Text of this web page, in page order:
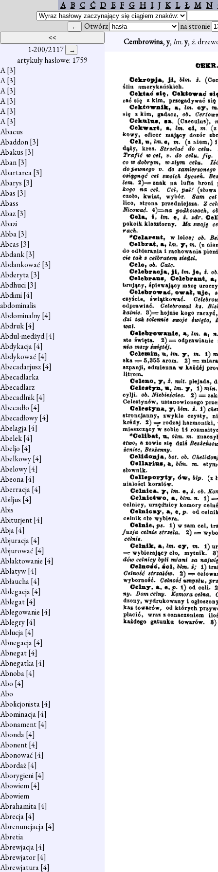
A B C Ć D E F G H I J K L Ł M N
Otwórz na stronie
1-200/2117
artykuły hasłowe: 1759
A[3]
A[3]
A[3]
A[3]
A[3]
A[3]
Abacus
Abaddon[3]
Abakus [3]
Aban[3]
Abartarea[3]
Abarys [3]
Abas [3]
Abass
Abaz[3]
Abazi
Abba[3]
Abcas [3]
Abdank[3]
Abdankować [3]
Abderyta[3]
Abdhuci[3]
Abdimi[4]
abdominalis
Abdominalny[4]
Abdruk[4]
Abdul-medżyd[4]
Abdykacja[4]
Abdykować [4]
Abecadarjusz[4]
Abecadlarka
Abecadlarz
Abecadlnik[4]
Abecadło [4]
Abecadłowy[4]
Abelagja[4]
Abelek[4]
Abeljo [4]
Abelkowy[4]
Abelowy[4]
Abeona[4]
Aberracja[4]
Abiljus [4]
Abis
Abiturjent[4]
Abja[4]
Abjuracja[4]
Abjurować [4]
Ablaktowanie [4]
Ablatyw[4]
Abłaucha[4]
Ablegacja[4]
Ablegat[4]
Ablegowanie [4]
Ablegry[4]
Ablucja[4]
Abnegacja[4]
Abnegat[4]
Abnegatka[4]
Abnoba[4]
Abo [4]
Abo
Abolicjonista[4]
Abominacja[4]
Abonament[4]
Abonda[4]
Abonent[4]
Abonować [4]
Abordaż[4]
Aborygieni[4]
Abowiem[4]
Abowiem
Abrahamita[4]
Abrecja[4]
Abrenuncjacja[4]
Abretia
Abrewjacja[4]
Abrewjator[4]
Abrewjatura[4]
Cembrowina,y,lm.y,ż.